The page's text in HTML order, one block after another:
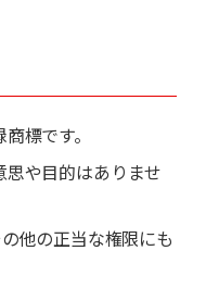
標です。
や目的はありませ
他の正当な権限にも